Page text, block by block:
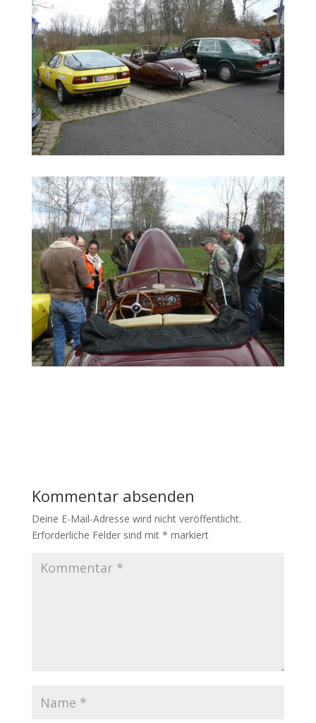
Kommentar absenden
Deine E-Mail-Adresse wird nicht veröffentlicht.
Erforderliche Felder sind mit * markiert